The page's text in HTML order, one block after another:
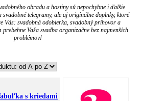
obradu a hostiny sú nepochybne i ďalšie
svadobné telegramy, ale aj originálne doplnky, ktoré
Vás: svadobná odobierka, svadobný príhovor a
prebehne Vaša svadba organizačne bez najmenších
problémov!
s kriedami